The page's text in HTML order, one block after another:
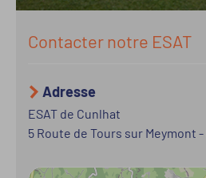
Contacter notre ESAT
Adresse
ESAT de Cunlhat
5 Route de Tours sur Meymont -